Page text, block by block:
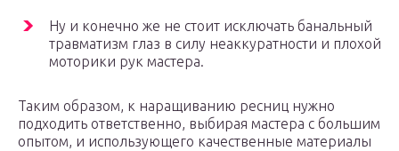
Ну и конечно же не стоит исключать банальный
травматизм глаз в силу неаккуратности и плохой
моторики рук мастера.
Таким образом, к наращиванию ресниц нужно
подходить ответственно, выбирая мастера с большим
опытом, и использующего качественные материалы